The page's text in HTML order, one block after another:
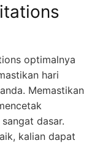
optimalnya
hari
Memastikan
dasar.
kalian dapat